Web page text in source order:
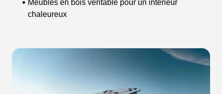
Meubles en bois véritable pour un intérieur
chaleureux